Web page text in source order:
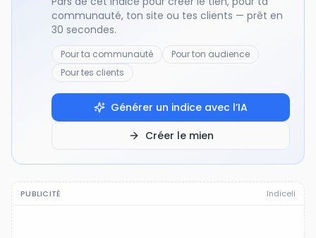
communauté, ton site ou tes clients — prêt en
30 secondes.
Pour ta communauté
Pour ton audience
Pour tes clients
Générer un indice avec l’IA
Créer le mien
PUBLICITÉ Indiceli